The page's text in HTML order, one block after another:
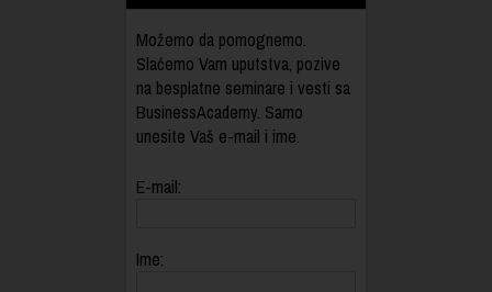
Možemo da pomognemo.
Slaćemo Vam uputstva, pozive
na besplatne seminare i vesti sa
BusinessAcademy. Samo
unesite Vaš e-mail i ime.
E-mail:
Ime: